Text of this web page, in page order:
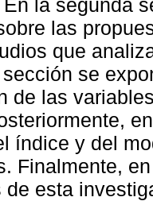
la segunda
las
que
se
de las
índice y del
Finalmente,
de esta